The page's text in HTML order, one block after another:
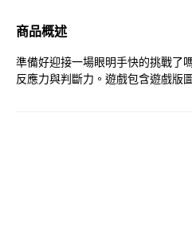
商品概述
準備好迎接一場眼明手快的挑戰了
反應力與判斷力。遊戲包含遊戲版